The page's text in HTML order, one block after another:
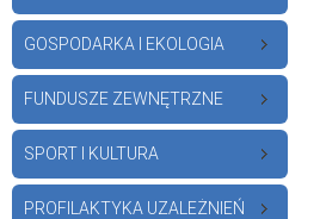
GOSPODARKA I EKOLOGIA
FUNDUSZE ZEWNĘTRZNE
SPORT I KULTURA
PROFILAKTYKA UZALEŻNIEŃ